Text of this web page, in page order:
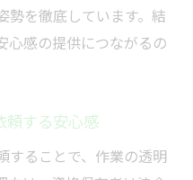
勢を徹底しています。結
心感の提供につながるの
頼する安心感
することで、作業の透明